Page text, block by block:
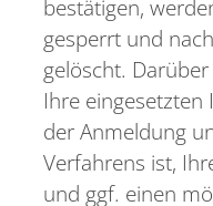
bestätigen,
gesperrt und
gelöscht.
Ihre eingesetzten
der Anmeldung
Verfahrens ist,
und ggf. einen